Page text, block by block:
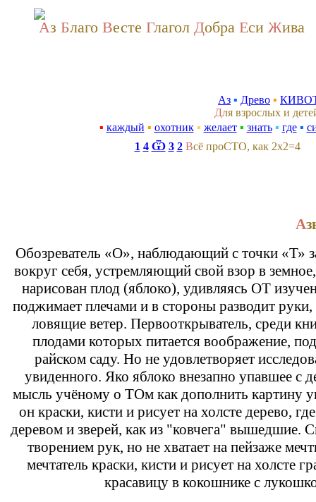
Аз Благо Весте Глагол Добра Еси Жива
Аз ▪ Древо ▪
Для взрослых и
▪ каждый ▪ охотник ▪ желает ▪ знать ▪ где ▪
1 4 Ѿ 3 2Всё проСТО, как 2x2=4
А
Обозреватель «О», наблюдающий с точки «Т»
вокруг себя, устремляющий свой взор в земное,
нарисован плод (яблоко), удивляясь ОТ
поджимает плечами и в стороны разводит руки,
ловящие ветер. Первооткрыватель, среди
плодами которых питается воображение,
райском саду. Но не удовлетворяет
увиденного. Яко яблоко внезапно упавшее с
мысль учёному о ТОм как дополнить картину
он краски, кисти и рисует на холсте дерево,
деревом и зверей, как из "ковчега" вышедшие.
творением рук, но не хватает на пейзаже
мечтатель краски, кисти и рисует на холсте
красавицу в кокошнике с